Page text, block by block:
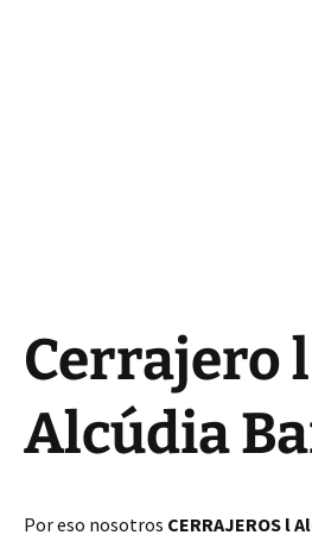
Cerrajero l
Alcúdia
Por eso nosotros CERRAJEROS l